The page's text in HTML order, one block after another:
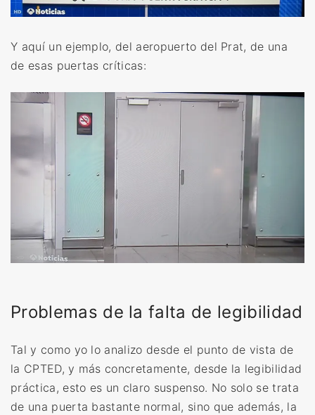
Y aquí un ejemplo, del aeropuerto del Prat, de una
de esas puertas críticas:
Problemas de la falta de legibilidad
Tal y como yo lo analizo desde el punto de vista de
la CPTED, y más concretamente, desde la legibilidad
práctica, esto es un claro suspenso. No solo se trata
de una puerta bastante normal, sino que además, la